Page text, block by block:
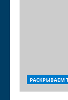
РАСКРЫВАЕМ